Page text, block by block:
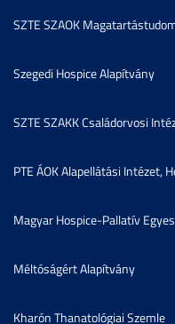
SZTE SZAOK
Szegedi Hospice Alapítvány
SZTE SZAKK Családorvosi
PTE ÁOK Alapellátási Intézet,
Magyar Hospice-Pallatív
Méltóságért Alapítvány
Kharón Thanatológiai Szemle